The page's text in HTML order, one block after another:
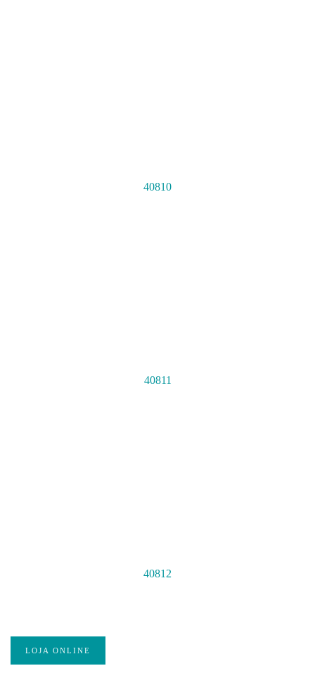
40810
40811
40812
LOJA ONLINE